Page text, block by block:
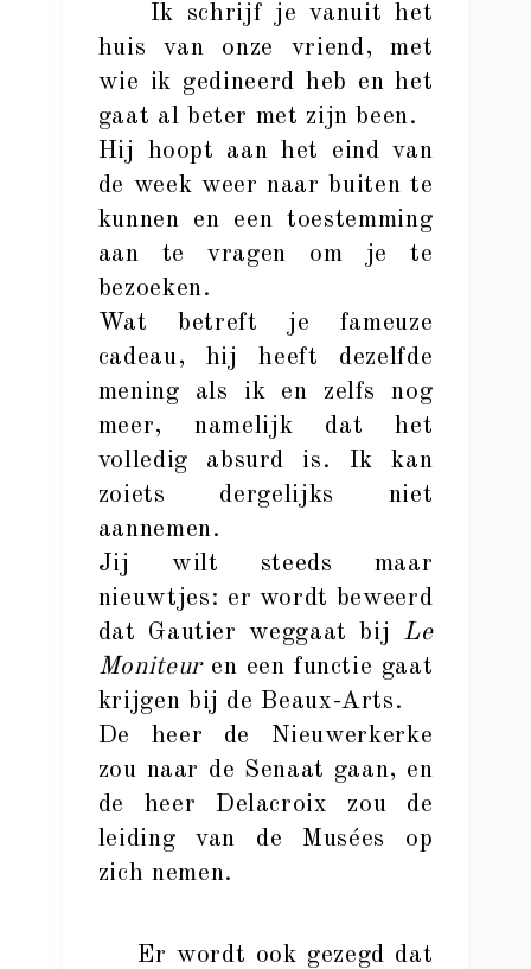
Ik schrijf je vanuit het
huis van onze vriend, met
wie ik gedineerd heb en het
gaat al beter met zijn been.
Hij hoopt aan het eind van
de week weer naar buiten te
kunnen en een toestemming
aan te vragen om je te
bezoeken.
Wat betreft je fameuze
cadeau, hij heeft dezelfde
mening als ik en zelfs nog
meer, namelijk dat het
volledig absurd is. Ik kan
zoiets dergelijks niet
aannemen.
Jij wilt steeds maar
nieuwtjes: er wordt beweerd
dat Gautier weggaat bij Le
Moniteur en een functie gaat
krijgen bij de Beaux-Arts.
De heer de Nieuwerkerke
zou naar de Senaat gaan, en
de heer Delacroix zou de
leiding van de Musées op
zich nemen.
Er wordt ook gezegd dat